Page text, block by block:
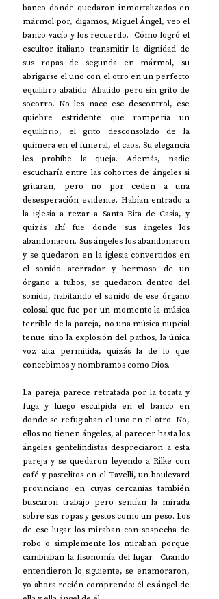
banco donde quedaron inmortalizados en
mármol por, digamos, Miguel Ángel, veo el
banco vacío y los recuerdo.  Cómo logró el
escultor italiano transmitir la dignidad de
sus ropas de segunda en mármol, su
abrigarse el uno con el otro en un perfecto
equilibro abatido. Abatido pero sin grito de
socorro. No les nace ese descontrol, ese
quiebre estridente que rompería un
equilibrio, el grito desconsolado de la
quimera en el funeral, el caos. Su elegancia
les prohíbe la queja. Además, nadie
escucharía entre las cohortes de ángeles si
gritaran, pero no por ceden a una
desesperación evidente. Habían entrado a
la iglesia a rezar a Santa Rita de Casia, y
quizás ahí fue donde sus ángeles los
abandonaron. Sus ángeles los abandonaron
y se quedaron en la iglesia convertidos en
el sonido aterrador y hermoso de un
órgano a tubos, se quedaron dentro del
sonido, habitando el sonido de ese órgano
colosal que fue por un momento la música
terrible de la pareja, no una música nupcial
tenue sino la explosión del pathos, la única
voz alta permitida, quizás la de lo que
concebimos y nombramos como Dios.
La pareja parece retratada por la tocata y
fuga y luego esculpida en el banco en
donde se refugiaban el uno en el otro. No,
ellos no tienen ángeles, al parecer hasta los
ángeles gentelindistas despreciaron a esta
pareja y se quedaron leyendo a Rilke con
café y pastelitos en el Tavelli, un boulevard
provinciano en cuyas cercanías también
buscaron trabajo pero sentían la mirada
sobre sus ropas y gestos como un peso. Los
de ese lugar los miraban con sospecha de
robo o simplemente los miraban porque
cambiaban la fisonomía del lugar.  Cuando
entendieron lo siguiente, se enamoraron,
yo ahora recién comprendo: él es ángel de